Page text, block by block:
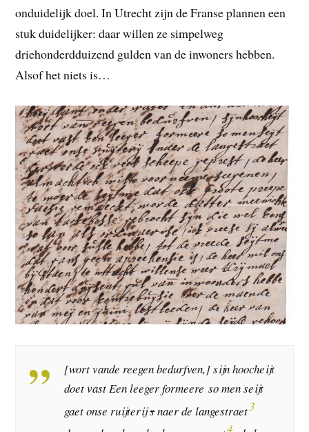
onduidelijk doel. In Utrecht zijn de Franse plannen een
stuk duidelijker: daar willen ze simpelweg
driehonderdduizend gulden van de inwoners hebben.
Alsof het niets is…
[wort vande reegen bedurfven,] sijn hoocheijt
doet vast Een leeger formeere so men seijt
gaet onse ruijterijsnaer de langestraet3
4